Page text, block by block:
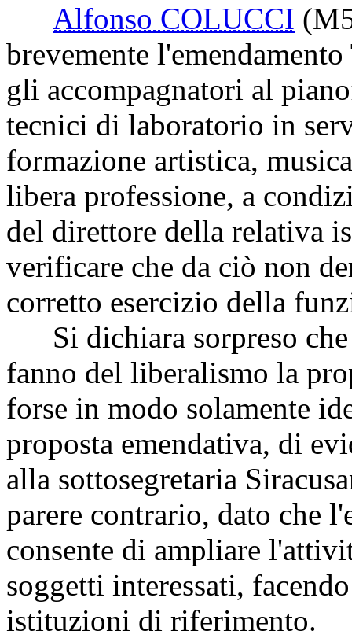
Alfonso COLUCCI
brevemente
gli accompagnatori al
tecnici di laboratorio in
formazione artistica,
libera professione, a
del direttore della relativa
verificare che da ciò non
corretto esercizio della
Si dichiara sorpreso
fanno del liberalismo la
forse in modo solamente
proposta emendativa, di
alla sottosegretaria
parere contrario, dato che
consente di ampliare
soggetti interessati,
istituzioni di riferimento.